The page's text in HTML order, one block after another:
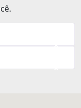
×
×